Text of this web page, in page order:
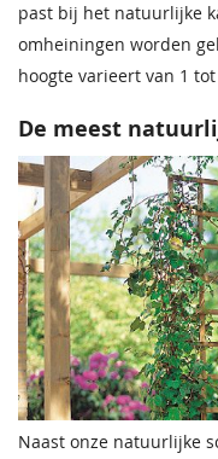
past bij het natuurlijke
omheiningen worden
hoogte varieert van 1
De meest
Naast onze natuurlijke